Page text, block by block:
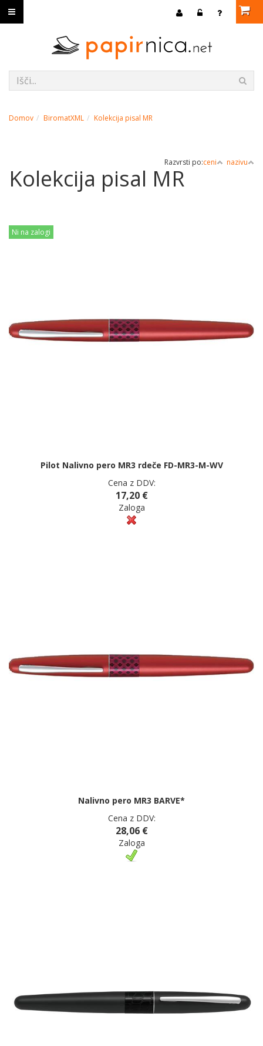
Domov BiromatXML Kolekcija pisal MR
Razvrsti po:ceni nazivu
Kolekcija pisal MR
Ni na zalogi
Pilot Nalivno pero MR3 rdeče FD-MR3-M-WV
Cena z DDV:
17,20 €
Zaloga
Nalivno pero MR3 BARVE*
Cena z DDV:
28,06 €
Zaloga